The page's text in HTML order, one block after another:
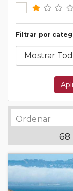
Filtrar por
68